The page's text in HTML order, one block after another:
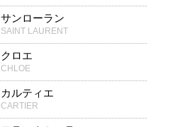
サンローラン
SAINT LAURENT
クロエ
CHLOE
カルティエ
CARTIER